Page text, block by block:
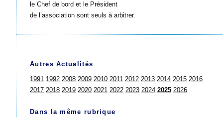
le Chef de bord et le Président
de l’association sont seuls à arbitrer.
Autres Actualités
1991 1992 2008 2009 2010 2011 2012 2013 2014 2015 2016
2017 2018 2019 2020 2021 2022 2023 2024 2025 2026
Dans la même rubrique